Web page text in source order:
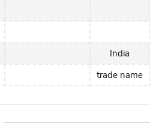
India
trade name